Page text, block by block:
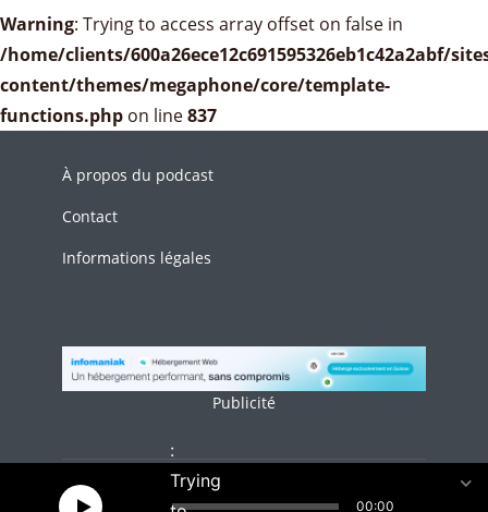
Warning: Trying to access array offset on false in
/home/clients/600a26ece12c691595326eb1c42a2abf/
content/themes/megaphone/core/template-
functions.php on line837
À propos du podcast
Contact
Informations légales
Publicité
Le podcast Tech Café est mis à disposition selon les termes
:
Trying
00:00